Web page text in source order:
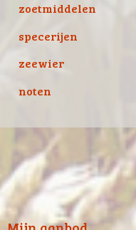
zoetmiddelen
specerijen
zeewier
noten